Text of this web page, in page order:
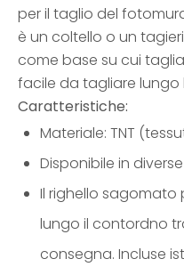
per il taglio del
è un coltello o un
come base su cui
facile da tagliare
Caratteristiche:
Materiale: TNT
Disponibile in
Il righello sagomato
lungo il contordno
consegna. Incluse